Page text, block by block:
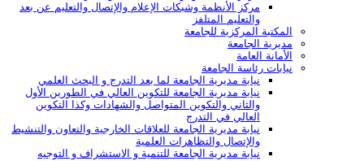
مركز الأنظمة وشبكات الإعلام والإتصال والتعليم عن بعد
والتعليم المتلفز
المكتبة المركزية للجامعة
مديرية الجامعة
الأمانة العامة
نيابات رئاسة الجامعة
نيابة مديرية الجامعة لما بعد التدرج و البحث العلمي
نيابة مديرية الجامعة للتكوين العالي في الطورين الأول
والثاني والتكوين المتواصل والشهادات وكذا التكوين
العالي في التدرج
نيابة مديرية الجامعة للعلاقات الخارجية والتعاون والتنشيط
والإتصال والتظاهرات العلمية
نيابة مديرية الجامعة للتنمية و الاستشراف و التوجيه